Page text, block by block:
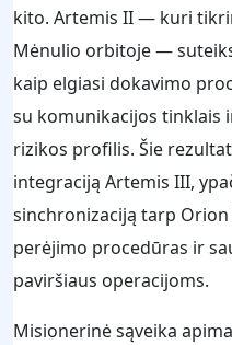
kito. Artemis II — kuri
Mėnulio orbitoje —
kaip elgiasi dokavimo
su komunikacijos tinklais
rizikos profilis. Šie
integraciją Artemis III,
sinchronizaciją tarp
perėjimo procedūras ir
paviršiaus operacijoms.
Misionerinė sąveika